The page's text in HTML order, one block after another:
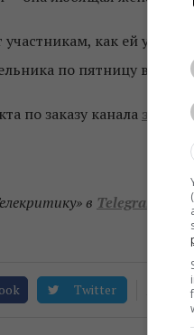
как ей
по пятницу в 17:00.
по заказу канала
в Telegram
Twitter